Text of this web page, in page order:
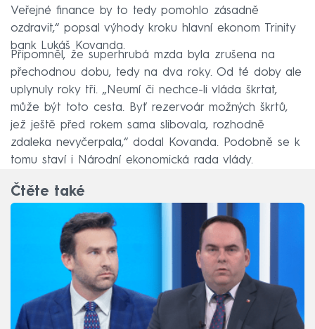
Veřejné finance by to tedy pomohlo zásadně
ozdravit,“ popsal výhody kroku hlavní ekonom Trinity
bank Lukáš Kovanda.
Připomněl, že superhrubá mzda byla zrušena na
přechodnou dobu, tedy na dva roky. Od té doby ale
uplynuly roky tři. „Neumí či nechce-li vláda škrtat,
může být toto cesta. Byť rezervoár možných škrtů,
jež ještě před rokem sama slibovala, rozhodně
zdaleka nevyčerpala,“ dodal Kovanda. Podobně se k
tomu staví i Národní ekonomická rada vlády.
Čtěte také